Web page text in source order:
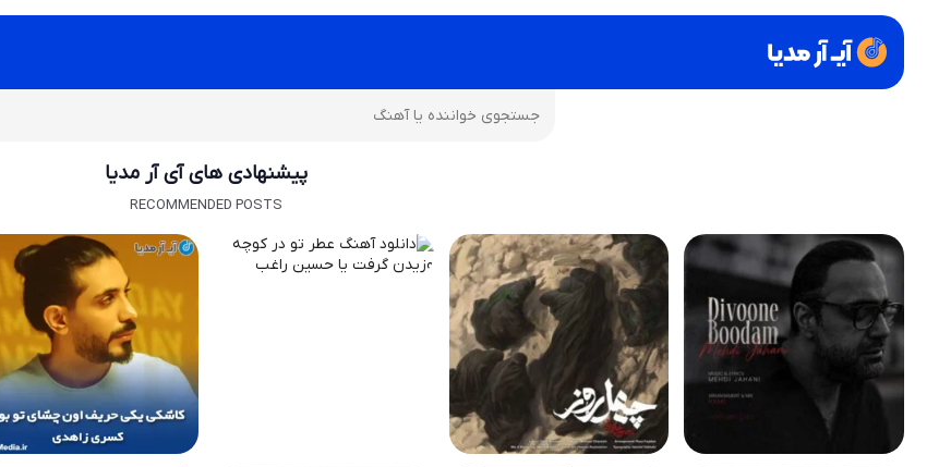
پیشنهادی های آی آر مدیا
RECOMMENDED POSTS